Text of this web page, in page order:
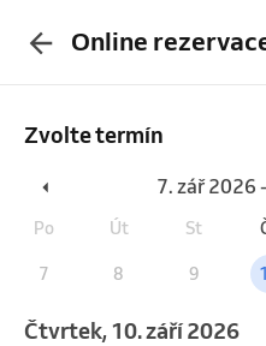
Online
Zvolte termín
7. zář 2026
Po Út St
7 8 9
čtvrtek, 10. září 2026